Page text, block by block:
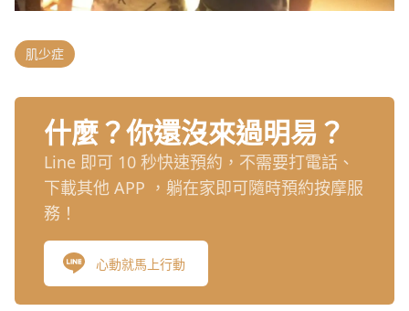
肌少症
什麼？你還沒來過明易？
Line 即可 10 秒快速預約，不需要打電話、
下載其他 APP ，躺在家即可隨時預約按摩服
務！
心動就馬上行動